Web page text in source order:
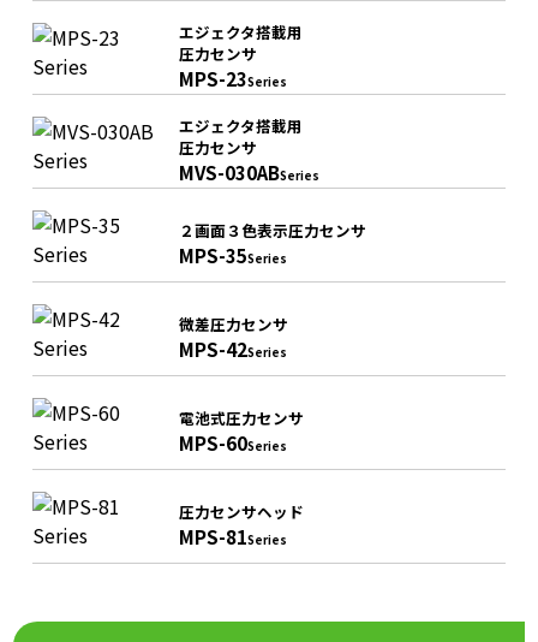
エジェクタ搭載用
圧力センサ
MPS-23Series
エジェクタ搭載用
圧力センサ
MVS-030ABSeries
２画面３色表示圧力センサ
MPS-35Series
微差圧力センサ
MPS-42Series
電池式圧力センサ
MPS-60Series
圧力センサヘッド
MPS-81Series